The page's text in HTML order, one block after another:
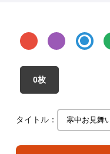
お問い合わせ
0枚
タイトル：